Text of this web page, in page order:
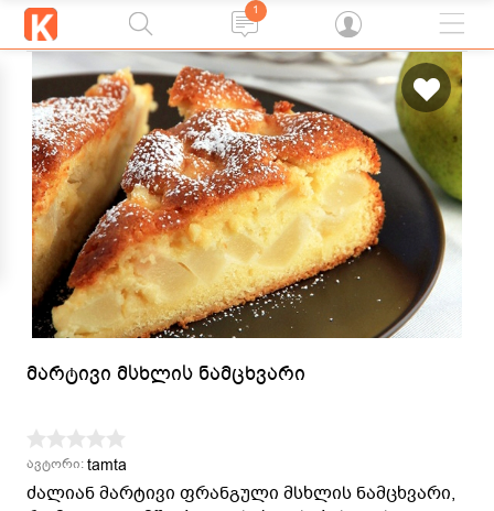
1
მარტივი მსხლის ნამცხვარი
ავტორი:tamta
ძალიან მარტივი ფრანგული მსხლის ნამცხვარი,